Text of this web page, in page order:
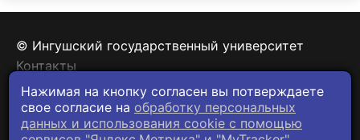
© Ингушский государственный университет
Контакты
Политика конфиденциальности
Нажимая на кнопку согласен вы потверждаете
свое согласие на обработку персональных
данных и использования cookie c помощью